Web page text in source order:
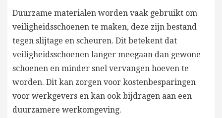
Duurzame materialen worden vaak gebruikt om
veiligheidsschoenen te maken, deze zijn bestand
tegen slijtage en scheuren. Dit betekent dat
veiligheidsschoenen langer meegaan dan gewone
schoenen en minder snel vervangen hoeven te
worden. Dit kan zorgen voor kostenbesparingen
voor werkgevers en kan ook bijdragen aan een
duurzamere werkomgeving.